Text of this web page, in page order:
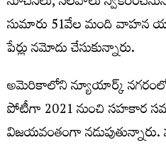
సుమారు 51వేల మంది వాహన
పేర్లు నమోదు చేసుకున్నారు.
అమెరికాలోని న్యూయార్క్
పోటీగా 2021 నుంచి సహకార
విజయవంతంగా